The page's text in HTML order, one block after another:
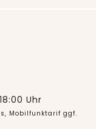
Uhr
Mobilfunktarif ggf.